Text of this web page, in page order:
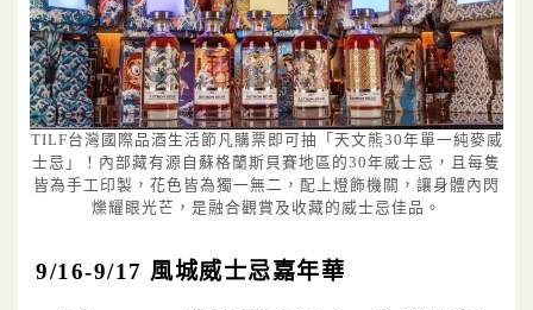
TILF台灣國際品酒生活節凡購票即可抽「天文熊30年單一純麥威
士忌」！內部藏有源自蘇格蘭斯貝賽地區的30年威士忌，且每隻
皆為手工印製，花色皆為獨一無二，配上燈飾機關，讓身體內閃
爍耀眼光芒，是融合觀賞及收藏的威士忌佳品。
9/16-9/17 風城威士忌嘉年華